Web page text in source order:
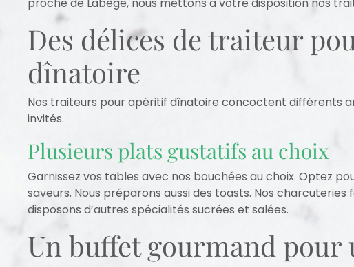
Des délices de traiteur
dînatoire
Nos traiteurs pour apéritif dînatoire concoctent différents
invités.
Plusieurs plats gustatifs au choix
Garnissez vos tables avec nos bouchées au choix. Optez
saveurs. Nous préparons aussi des toasts. Nos
disposons d’autres spécialités sucrées et salées.
Un buffet gourmand